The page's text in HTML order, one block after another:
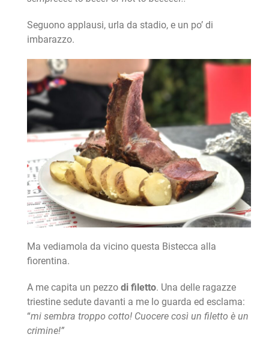
Seguono applausi, urla da stadio, e un po’ di
imbarazzo.
Ma vediamola da vicino questa Bistecca alla
fiorentina.
A me capita un pezzodi filetto. Una delle ragazze
triestine sedute davanti a me lo guarda ed esclama:
“mi sembra troppo cotto! Cuocere così un filetto è un
crimine!”